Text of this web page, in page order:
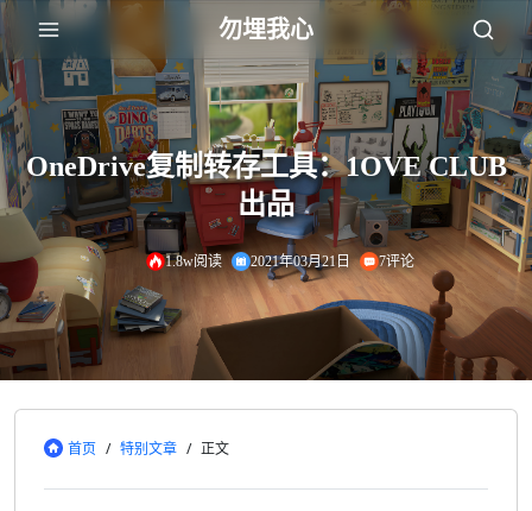
勿埋我心
OneDrive复制转存工具：1OVE CLUB
出品
1.8w阅读 2021年03月21日 7评论
首页 / 特别文章 / 正文